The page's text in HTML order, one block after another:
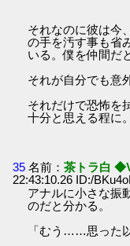
それなのに彼は今
の手を汚す事も省
いる。僕を仲間だ
それが自分でも意
それだけで恐怖を
十分と思える程に。
35 名前：茶トラ白
22:43:10.26 ID:/
アナルに小さな振
のだと分かる。
「むう……思った